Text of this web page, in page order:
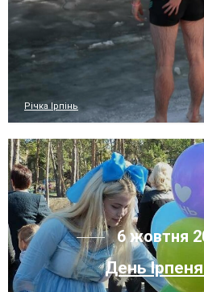
Річка Ірпінь
6 жовтня
День